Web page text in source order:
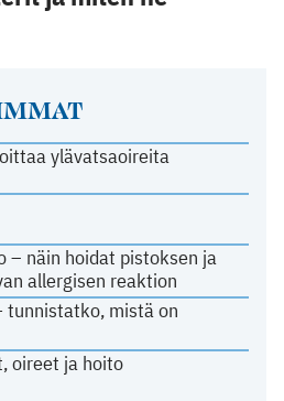
ylävatsaoireita
– näin hoidat pistoksen ja
allergisen reaktion
tunnistatko, mistä on
oireet ja hoito